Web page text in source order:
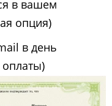
в вашем
опция)
в день